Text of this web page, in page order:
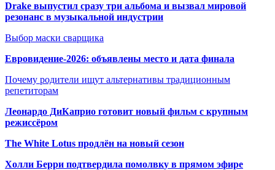
Drake выпустил сразу три альбома и вызвал мировой
резонанс в музыкальной индустрии
Выбор маски сварщика
Евровидение-2026: объявлены место и дата финала
Почему родители ищут альтернативы традиционным
репетиторам
Леонардо ДиКаприо готовит новый фильм с крупным
режиссёром
The White Lotus продлён на новый сезон
Холли Берри подтвердила помолвку в прямом эфире